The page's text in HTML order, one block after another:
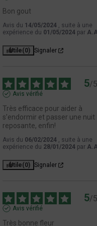
quotidien.
CHEESE CBD
CBD est une
taux de cbd. En effet
offrir une teneur
dans un
une teneur en
maturité, cette fleur de
uniques héritées
une expérience
CBD
Greenhouse
sucrés et terreux.
gustative riche et
CBD
Bon gout
Avis du 14/05/2024 , suite à une
expérience du 01/05/2024 par
Utile(0) Signaler
5/5
Avis vérifié
Très efficace pour aider à
s’endormir et passer une nuit
reposante, enfin!
Avis du 06/02/2024 , suite à une
expérience du 28/01/2024 par
Utile(0) Signaler
5/5
Avis vérifié
Très bonne fleur